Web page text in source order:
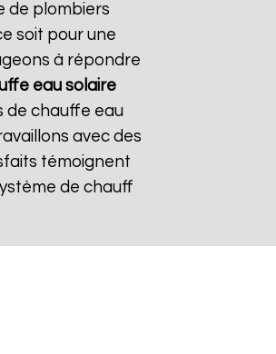
de plombiers
soit pour une
à répondre
eau solaire
de chauffe eau
avec des
témoignent
de chauff